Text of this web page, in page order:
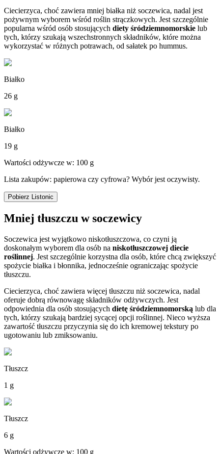
Ciecierzyca, choć zawiera mniej białka niż soczewica, nadal jest
pożywnym wyborem wśród roślin strączkowych. Jest szczególnie
popularna wśród osób stosujących diety śródziemnomorskie lub
tych, którzy szukają wszechstronnych składników, które można
wykorzystać w różnych potrawach, od sałatek po hummus.
Białko
26 g
Białko
19 g
Wartości odżywcze w: 100 g
Lista zakupów: papierowa czy cyfrowa? Wybór jest oczywisty.
Pobierz Listonic
Mniej tłuszczu w soczewicy
Soczewica jest wyjątkowo niskotłuszczowa, co czyni ją
doskonałym wyborem dla osób na niskotłuszczowej diecie
roślinnej. Jest szczególnie korzystna dla osób, które chcą zwiększyć
spożycie białka i błonnika, jednocześnie ograniczając spożycie
tłuszczu.
Ciecierzyca, choć zawiera więcej tłuszczu niż soczewica, nadal
oferuje dobrą równowagę składników odżywczych. Jest
odpowiednia dla osób stosujących dietę śródziemnomorską lub dla
tych, którzy szukają bardziej sycącej opcji roślinnej. Nieco wyższa
zawartość tłuszczu przyczynia się do ich kremowej tekstury po
ugotowaniu lub zmiksowaniu.
Tłuszcz
1 g
Tłuszcz
6 g
Wartości odżywcze w: 100 g